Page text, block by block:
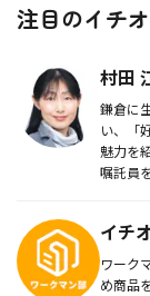
注目のイチ
村田
鎌倉に
い、「
魅力を
嘱託員
イチ
ワーク
め商品